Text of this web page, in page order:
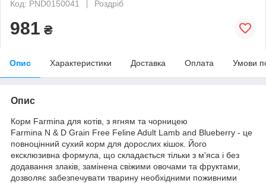
Код: PND0150041
Роздріб
981 ₴
Опис Характеристики Доставка Оплата Умови
Опис
Корм Farmina для котів, з ягням та чорницею
Farmina N & D Grain Free Feline Adult Lamb and Blueberry - це
повноцінний сухий корм для дорослих кішок. Його
ексклюзивна формула, що складається тільки з м'яса і без
додавання злаків, замінена свіжими овочами та фруктами,
дозволяє забезпечувати тварину необхідними поживними